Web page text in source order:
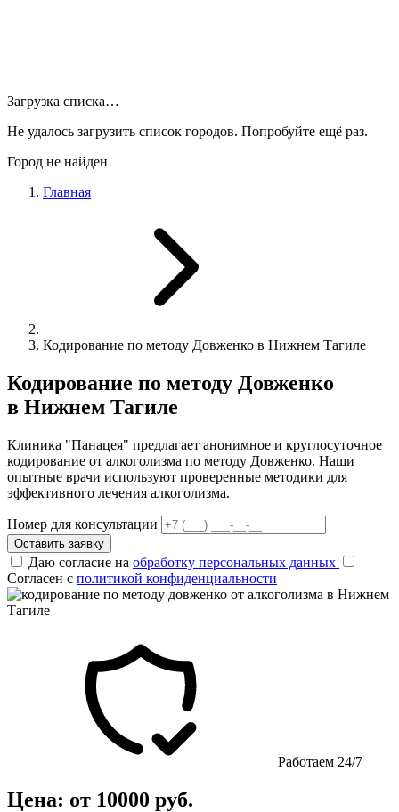
Загрузка списка…
Не удалось загрузить список городов. Попробуйте ещё раз.
Город не найден
Главная
Кодирование по методу Довженко в Нижнем Тагиле
Кодирование по методу Довженко
в Нижнем Тагиле
Клиника "Панацея" предлагает анонимное и круглосуточное
кодирование от алкоголизма по методу Довженко. Наши
опытные врачи используют проверенные методики для
эффективного лечения алкоголизма.
Номер для консультации
Оставить заявку
Даю согласие на обработку персональных данных
Согласен с политикой конфиденциальности
Работаем 24/7
Цена: от 10000 руб.